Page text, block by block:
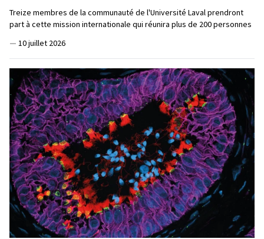
Treize membres de la communauté de l'Université Laval prendront
part à cette mission internationale qui réunira plus de 200 personnes
— 10 juillet 2026